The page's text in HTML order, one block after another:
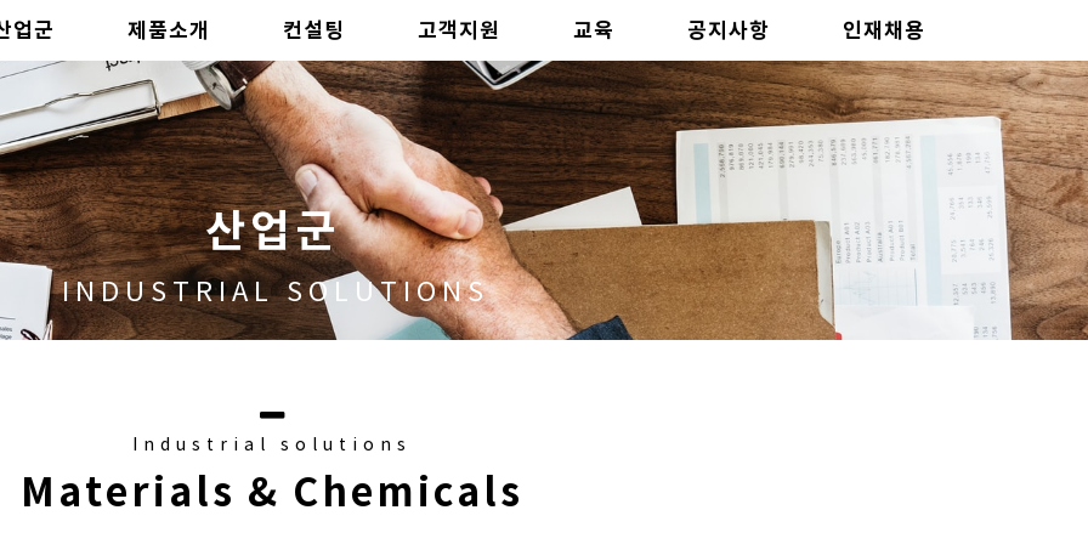
업군 제품소개 컨설팅 고객지원 교육 공지사항 인재채용
산업군
INDUSTRIAL SOLUTIONS
Industrial solutions
Materials & Chemicals